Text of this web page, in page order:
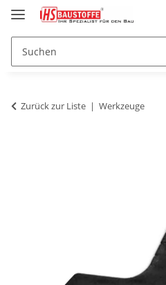
Zurück zur Liste Werkzeuge